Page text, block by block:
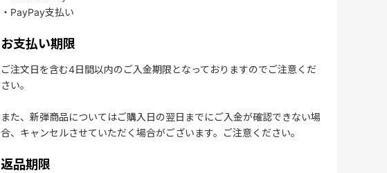
・PayPay支払い
お支払い期限
ご注文日を含む4日間以内のご入金期限となっておりますのでご注意くだ
さい。
また、新弾商品についてはご購入日の翌日までにご入金が確認できない場
合、キャンセルさせていただく場合がございます。ご注意ください。
返品期限